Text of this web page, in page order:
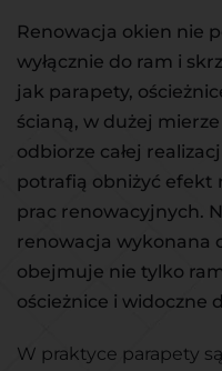
Renowacja okien nie
wyłącznie do ram i
jak parapety,
ścianą, w dużej
odbiorze całej
potrafią obniżyć efekt
prac renowacyjnych.
renowacja wykonana
obejmuje nie tylko
ościeżnice i widoczne
W praktyce parapety